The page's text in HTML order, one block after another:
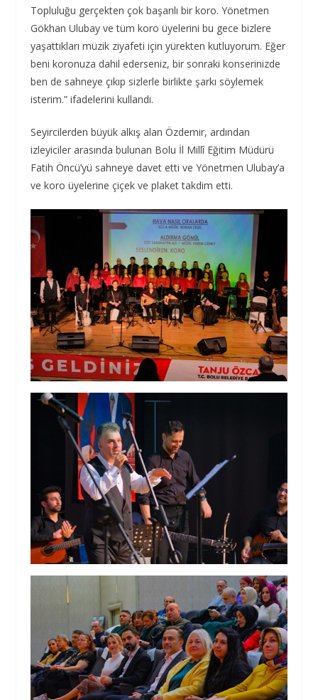
Topluluğu gerçekten çok başarılı bir koro. Yönetmen
Gökhan Ulubay ve tüm koro üyelerini bu gece bizlere
yaşattıkları müzik ziyafeti için yürekten kutluyorum. Eğer
beni koronuza dahil ederseniz, bir sonraki konserinizde
ben de sahneye çıkıp sizlerle birlikte şarkı söylemek
isterim.” ifadelerini kullandı.
Seyircilerden büyük alkış alan Özdemir, ardından
izleyiciler arasında bulunan Bolu İl Millî Eğitim Müdürü
Fatih Öncü’yü sahneye davet etti ve Yönetmen Ulubay’a
ve koro üyelerine çiçek ve plaket takdim etti.